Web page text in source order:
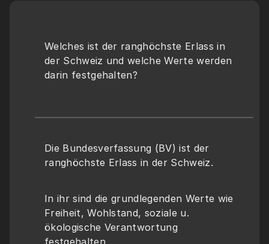
Welches ist der ranghöchste Erlass in
der Schweiz und welche Werte werden
darin festgehalten?
Die Bundesverfassung (BV) ist der
ranghöchste Erlass in der Schweiz.
In ihr sind die grundlegenden Werte wie
Freiheit, Wohlstand, soziale u.
ökologische Verantwortung
festgehalten.